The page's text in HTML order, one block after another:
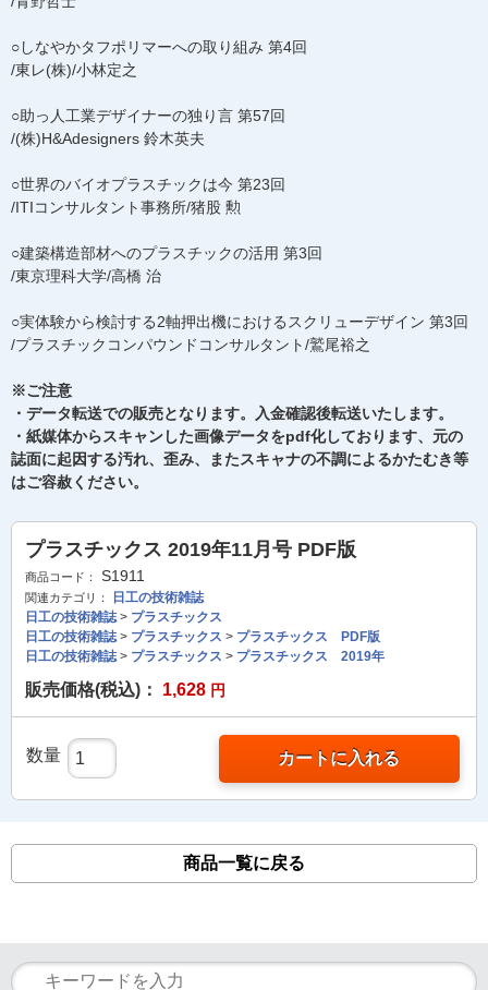
○しなやかタフポリマーへの取り組み 第4回
/東レ(株)/小林定之
○助っ人工業デザイナーの独り言 第57回
/(株)H&Adesigners 鈴木英夫
○世界のバイオプラスチックは今 第23回
/ITIコンサルタント事務所/猪股 勲
○建築構造部材へのプラスチックの活用 第3回
/東京理科大学/高橋 治
○実体験から検討する2軸押出機におけるスクリューデザイン 第3回
/プラスチックコンパウンドコンサルタント/鷲尾裕之
※ご注意
・データ転送での販売となります。入金確認後転送いたします。
・紙媒体からスキャンした画像データをpdf化しております、元の
誌面に起因する汚れ、歪み、またスキャナの不調によるかたむき等
はご容赦ください。
プラスチックス 2019年11月号 PDF版
商品コード： S1911
関連カテゴリ：
日工の技術雑誌
日工の技術雑誌> プラスチックス
日工の技術雑誌> プラスチックス > プラスチックス PDF版
日工の技術雑誌> プラスチックス > プラスチックス 2019年
販売価格(税込)： 1,628 円
数量 カートに入れる
商品一覧に戻る